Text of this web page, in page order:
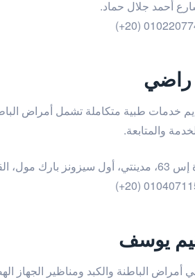
خدمات طبية متكاملة تشمل أمراض
والمتابعة.
بارك مول، القاهرة.
أمراض الباطنة والكبد ومناظير الجهاز